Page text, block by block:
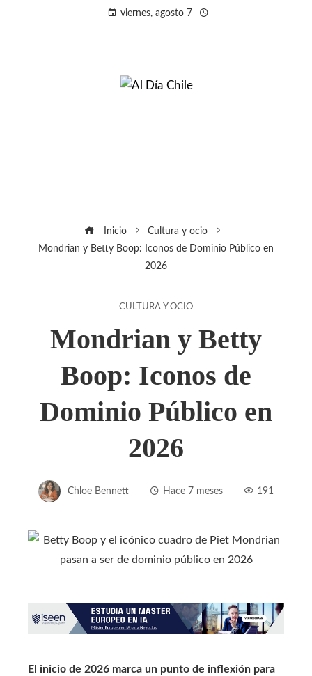
viernes, agosto 7
Inicio
Cultura y ocio
Mondrian y Betty Boop: Iconos de Dominio Público en
2026
CULTURA Y OCIO
Mondrian y Betty
Boop: Iconos de
Dominio Público en
2026
Chloe Bennett Hace 7 meses 191
El inicio de 2026 marca un punto de inflexión para